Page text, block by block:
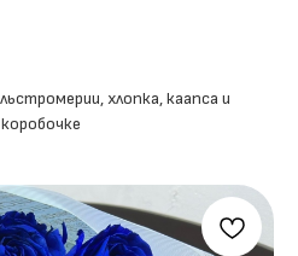
хлопка, каапса и